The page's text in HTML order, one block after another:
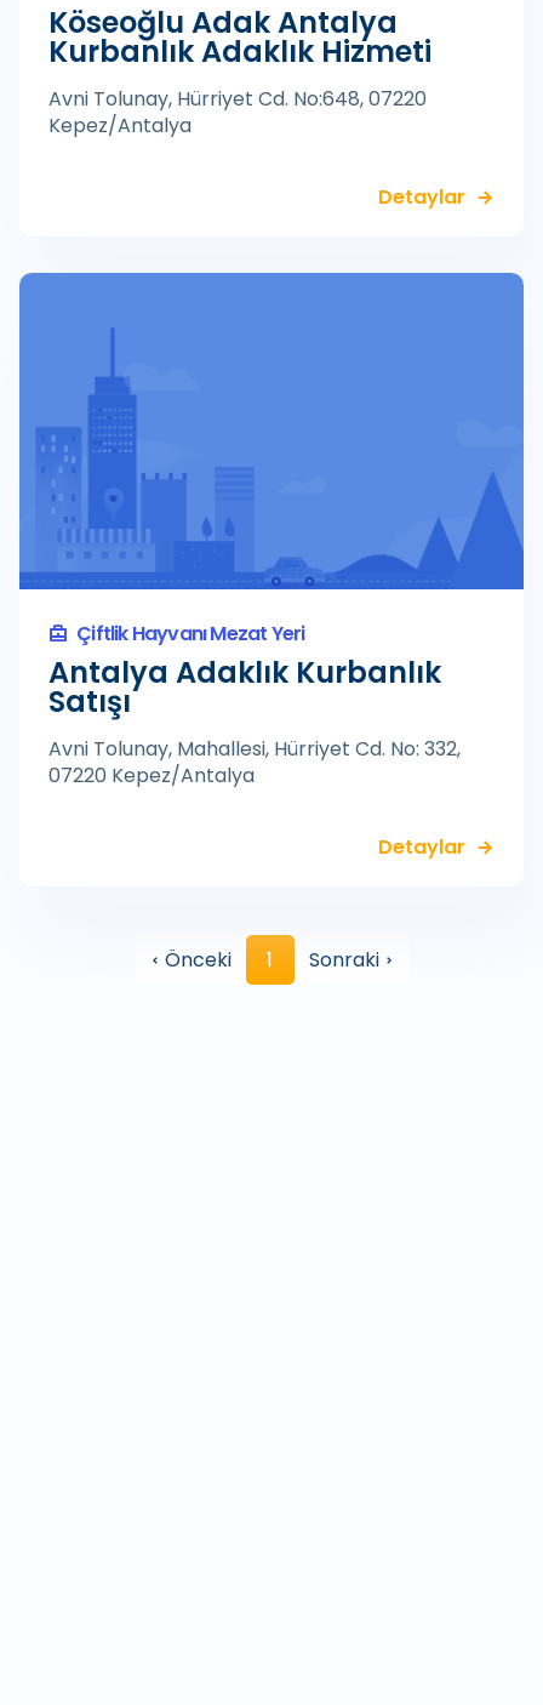
Köseoğlu Adak Antalya
Kurbanlık Adaklık Hizmeti
Avni Tolunay, Hürriyet Cd. No:648, 07220
Kepez/Antalya
Detaylar
Çiftlik Hayvanı Mezat Yeri
Antalya Adaklık Kurbanlık
Satışı
Avni Tolunay, Mahallesi, Hürriyet Cd. No: 332,
07220 Kepez/Antalya
Detaylar
Önceki 1 Sonraki